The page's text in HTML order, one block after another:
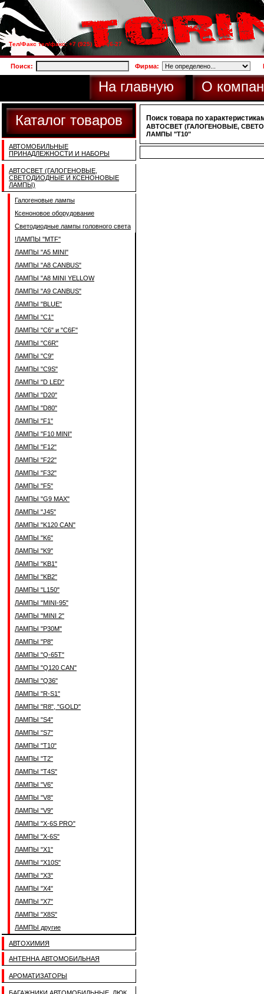
Тел/Факс тел/факс: +7 (925) 733-66-27
Поиск: Фирма:
На главную О
Каталог товаров
АВТОМОБИЛЬНЫЕ
ПРИНАДЛЕЖНОСТИ И НАБОРЫ
АВТОСВЕТ (ГАЛОГЕНОВЫЕ,
СВЕТОДИОДНЫЕ И КСЕНОНОВЫЕ
ЛАМПЫ)
Галогеновые лампы
Ксеноновое оборудование
Светодиодные лампы головного света
!ЛАМПЫ ''MTF''
ЛАМПЫ "A5 MINI"
ЛАМПЫ "A8 CANBUS"
ЛАМПЫ "A8 MINI YELLOW
ЛАМПЫ "A9 CANBUS"
ЛАМПЫ "BLUE"
ЛАМПЫ "C1"
ЛАМПЫ "C6" и "C6F"
ЛАМПЫ "C6R"
ЛАМПЫ "C9"
ЛАМПЫ "C9S"
ЛАМПЫ "D LED"
ЛАМПЫ "D20"
ЛАМПЫ "D80"
ЛАМПЫ "F1"
ЛАМПЫ "F10 MINI"
ЛАМПЫ "F12"
ЛАМПЫ "F22"
ЛАМПЫ "F32"
ЛАМПЫ "F5"
ЛАМПЫ "G9 MAX"
ЛАМПЫ "J45"
ЛАМПЫ "K120 CAN"
ЛАМПЫ "K6"
ЛАМПЫ "K9"
ЛАМПЫ "KB1"
ЛАМПЫ "KB2"
ЛАМПЫ "L150"
ЛАМПЫ "MINI-95"
ЛАМПЫ "MINI 2"
ЛАМПЫ "P30M"
ЛАМПЫ "P8"
ЛАМПЫ "Q-65T"
ЛАМПЫ "Q120 CAN"
ЛАМПЫ "Q36"
ЛАМПЫ "R-S1"
ЛАМПЫ "R8", "GOLD"
ЛАМПЫ "S4"
ЛАМПЫ "S7"
ЛАМПЫ "T10"
ЛАМПЫ "T2"
ЛАМПЫ "T4S"
ЛАМПЫ "V6"
ЛАМПЫ "V8"
ЛАМПЫ "V9"
ЛАМПЫ "X-6S PRO"
ЛАМПЫ "X-6S"
ЛАМПЫ "X1"
ЛАМПЫ "X10S"
ЛАМПЫ "X3"
ЛАМПЫ "X4"
ЛАМПЫ "X7"
ЛАМПЫ "X8S"
ЛАМПЫ другие
АВТОХИМИЯ
АНТЕННА АВТОМОБИЛЬНАЯ
АРОМАТИЗАТОРЫ
Поиск товара по
АВТОСВЕТ (ГАЛОГЕНОВЫЕ,
ЛАМПЫ "T10"